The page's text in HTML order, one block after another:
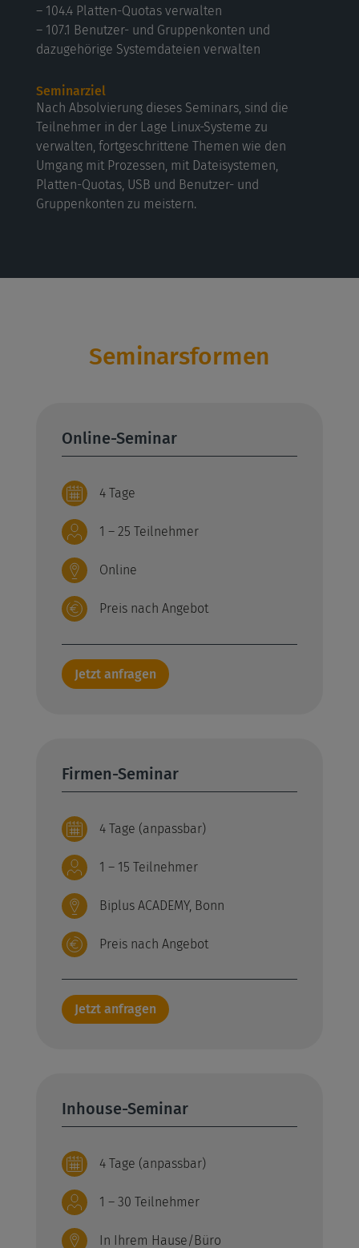
– 104.4 Platten-Quotas verwalten
– 107.1 Benutzer- und Gruppenkonten und
dazugehörige Systemdateien verwalten
Seminarziel
Nach Absolvierung dieses Seminars, sind die
Teilnehmer in der Lage Linux-Systeme zu
verwalten, fortgeschrittene Themen wie den
Umgang mit Prozessen, mit Dateisystemen,
Platten-Quotas, USB und Benutzer- und
Gruppenkonten zu meistern.
Seminarsformen
Online-Seminar
4 Tage
1 – 25 Teilnehmer
Online
Preis nach Angebot
Jetzt anfragen
Firmen-Seminar
4 Tage (anpassbar)
1 – 15 Teilnehmer
Biplus ACADEMY, Bonn
Preis nach Angebot
Jetzt anfragen
Inhouse-Seminar
4 Tage (anpassbar)
1 – 30 Teilnehmer
In Ihrem Hause/Büro